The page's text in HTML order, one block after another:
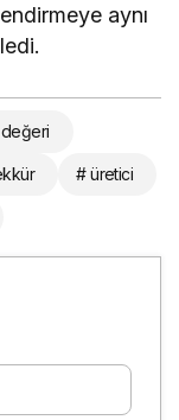
aynı
# üretici